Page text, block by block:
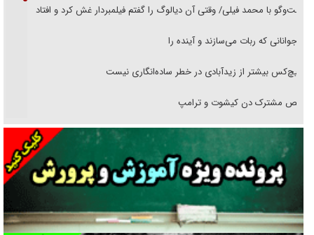
گفت‌وگو با محمد فیلی/ وقتی آن دیالوگ را گفتم فیلمبردار غش کرد و افتاد
نوجوانانی که ربات می‌سازند و آینده را
هیچ‌کس بیشتر از زیدآبادی در خطر ساده‌انگاری نیست
رقص مشترک دن کیشوت و ترامپ
دنده دولت به واگذاری مسئله‌دار ایران‌خودرو/ خصوصی‌سازی یا انحصار؟
غریزه‌ی بقا و آقای باقی و رفقا
جراحی‌های زیبایی با مدرک فوق‌دیپلم! + گفت‌وگو با متهم
گفت‌وگو با همسر یکی از شهدای جنگ رمضان/ پیکر بی‌سر شهید را از